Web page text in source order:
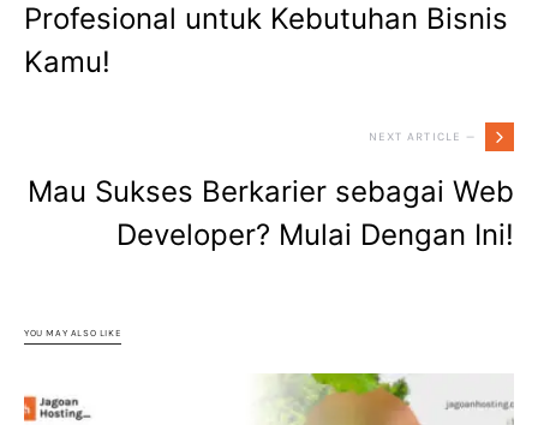
Profesional untuk Kebutuhan Bisnis
Kamu!
NEXT ARTICLE —
Mau Sukses Berkarier sebagai Web
Developer? Mulai Dengan Ini!
YOU MAY ALSO LIKE